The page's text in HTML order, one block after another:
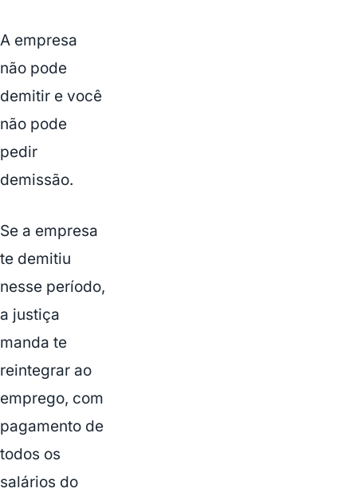
A empresa
não pode
demitir e você
não pode
pedir
demissão.
Se a empresa
te demitiu
nesse período,
a justiça
manda te
reintegrar ao
emprego, com
pagamento de
todos os
salários do